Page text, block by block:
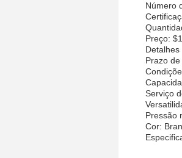
Número
Preço:
Prazo
Serviço
Pressão
Cor: